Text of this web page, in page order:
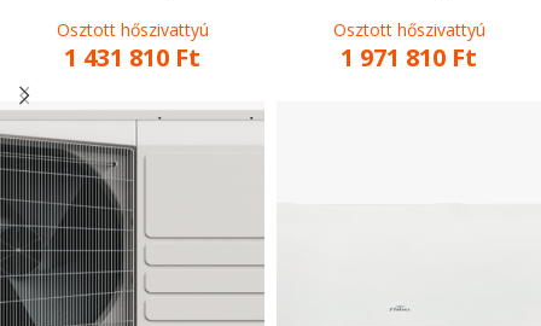
Osztott hőszivattyú
1 431 810 Ft
Osztott hőszivattyú
1 971 810 Ft